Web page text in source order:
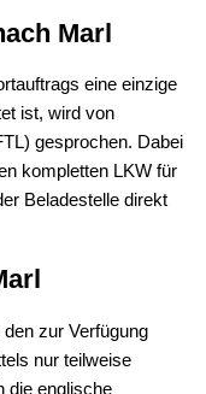
Marl
eine einzige
ist, wird von
gesprochen. Dabei
kompletten LKW für
Beladestelle direkt
zur Verfügung
nur teilweise
die englische